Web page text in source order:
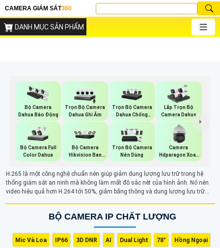
CAMERA GIÁM SÁT360
DANH MỤC SẢN PHẨM
Bộ Camera
Dahua Báo Động
Trọn Bộ Camera
Dahua Ghi Âm
Trọn Bộ Camera
Dahua Chống
Trộm
Lắp Trọn Bộ
Camera Dahua
Bộ Camera Full
Color Dahua
Bộ Camera
Hikvision Ban
Đêm Có Màu
Trọn Bộ Camera
Nên Dùng
Camera
Hdparagon Xoay
360 Độ
H.265 là một công nghệ chuẩn nén giúp giảm dung lượng lưu trữ trong hệ
thống giám sát an ninh mà không làm mất độ sắc nét của hình ảnh. Nó nén
video hiệu quả hơn H.264 tới 50%, giảm băng thông và dung lượng lưu trữ
BỘ CAMERA IP CHẤT LƯỢNG
Mic Và Loa IP66 3D DNR AI Dual Light 78° Hồng Ngoại